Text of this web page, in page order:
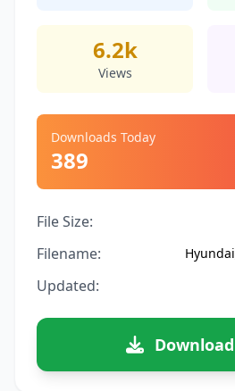
6.2k
Views
Downloads Today
389
File Size:
Filename:
Updated: